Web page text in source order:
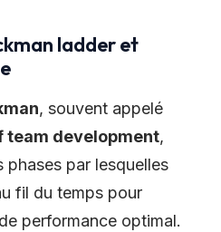
ladder et
, souvent appelé
team development,
par lesquelles
fil du temps pour
performance optimal.